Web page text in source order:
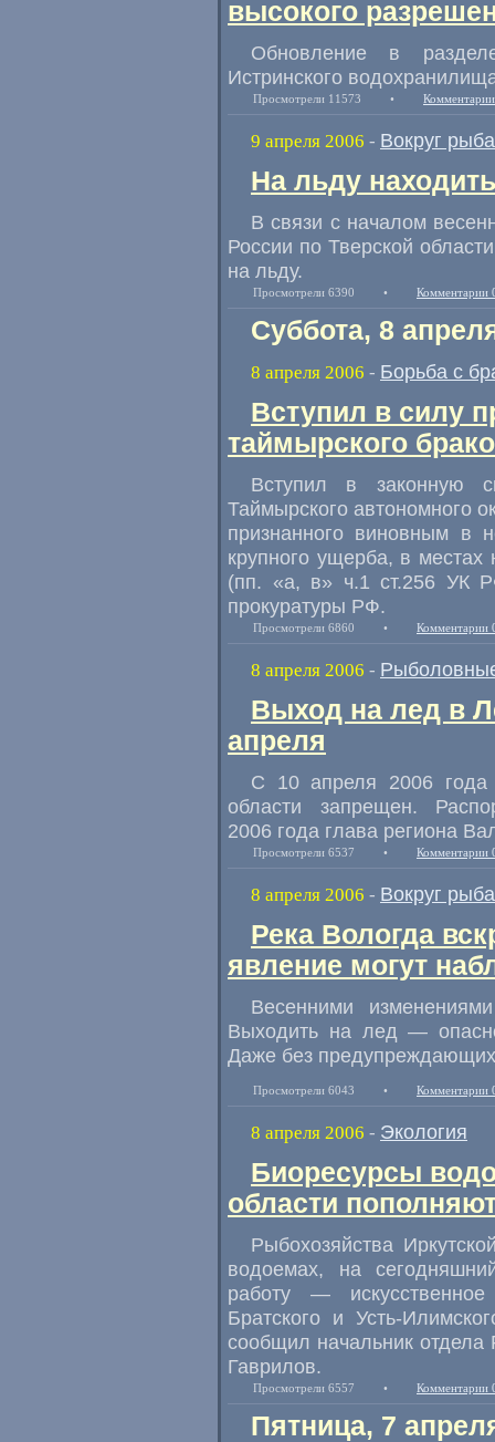
высокого
Обновление в
Истринского
Просмотрели 11573 •
9 апреля 2006 - Вокруг
На льду
В связи с началом
России по Тверской
на льду.
Просмотрели 6390 • Комментарии
Суббота, 8
8 апреля 2006 - Борьба с
Вступил в силу
таймырского
Вступил в законную
Таймырского автономного
признанного виновным в
крупного ущерба, в
(пп. «а, в» ч.1 ст.256 УК
прокуратуры РФ.
Просмотрели 6860 • Комментарии
8 апреля 2006 -
Выход на лед в
апреля
С 10 апреля 2006 года
области запрещен.
2006 года глава региона
Просмотрели 6537 • Комментарии
8 апреля 2006 - Вокруг
Река Вологда
явление могут
Весенними
Выходить на лед —
Даже без
Просмотрели 6043 • Комментарии
8 апреля 2006 - Экология
Биоресурсы
области
Рыбохозяйства
водоемах, на
работу — искусственное
Братского и Усть-
сообщил начальник
Гаврилов.
Просмотрели 6557 • Комментарии
Пятница, 7